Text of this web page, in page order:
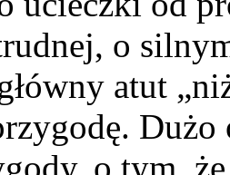
o
atut
Dużo